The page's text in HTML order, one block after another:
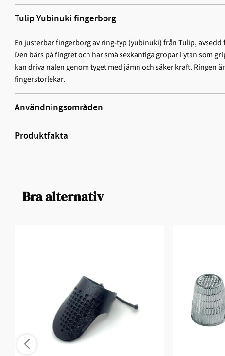
Tulip Yubinuki fingerborg
En justerbar fingerborg av ring-typ (yubinuki) från Tulip,
Den bärs på fingret och har små sexkantiga gropar i ytan som
kan driva nålen genom tyget med jämn och säker kraft. Ringen
fingerstorlekar.
Användningsområden
Produktfakta
Bra alternativ